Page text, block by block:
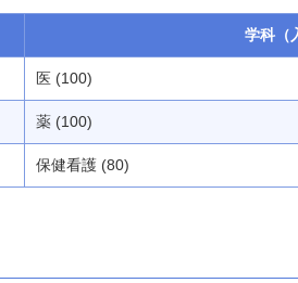
学科（
医 (100)
薬 (100)
保健看護 (80)